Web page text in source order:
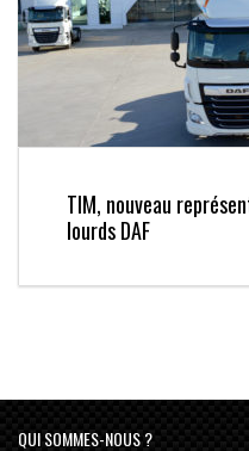
TIM, nouveau
lourds DAF
QUI SOMMES-NOUS ?